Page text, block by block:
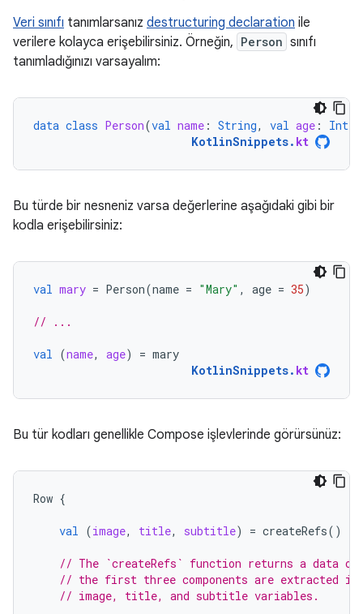
Veri sınıfı tanımlarsanız destructuring declaration ile
verilere kolayca erişebilirsiniz. Örneğin, Person sınıfı
tanımladığınızı varsayalım:
data class Person(val name : String, val age : Int
KotlinSnippets. kt
Bu türde bir nesneniz varsa değerlerine aşağıdaki gibi bir
kodla erişebilirsiniz:
val mary = Person(name = "Mary" , age = 35)
// ...
val (name, age) = mary
KotlinSnippets. kt
Bu tür kodları genellikle Compose işlevlerinde görürsünüz:
Row {
val (image, title, subtitle) = createRefs()
// The `createRefs` function returns a data
// the first three components are extracted
// image, title, and subtitle variables.